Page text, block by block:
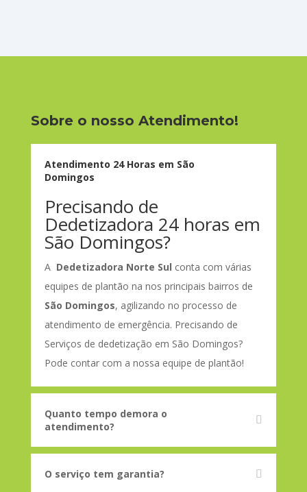
Sobre o nosso Atendimento!
Atendimento 24 Horas em São
Domingos
Precisando de
Dedetizadora 24 horas em
São Domingos?
A Dedetizadora Norte Sul conta com várias
equipes de plantão na nos principais bairros de
São Domingos, agilizando no processo de
atendimento de emergência. Precisando de
Serviços de dedetização em São Domingos?
Pode contar com a nossa equipe de plantão!
Quanto tempo demora o
atendimento?
O serviço tem garantia?